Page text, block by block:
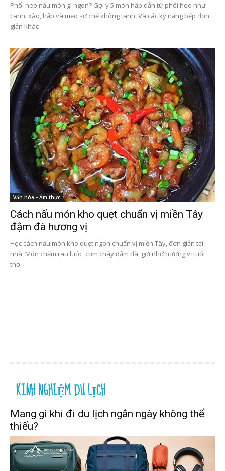
Phổi heo nấu món gì ngon? Gợi ý 5 món hấp dẫn từ phổi heo như
canh, xào, hấp và mẹo sơ chế không tanh. Và các kỹ năng bếp đơn
giản khác
Văn hóa - Ẩm thực
Cách nấu món kho quẹt chuẩn vị miền Tây
đậm đà hương vị
Học cách nấu món kho quẹt ngon chuẩn vị miền Tây, đơn giản tại
nhà. Món chấm rau luộc, cơm cháy đậm đà, gợi nhớ hương vị tuổi
thơ
KINH NGHIỆM DU LỊCH
Mang gì khi đi du lịch ngắn ngày không thể
thiếu?